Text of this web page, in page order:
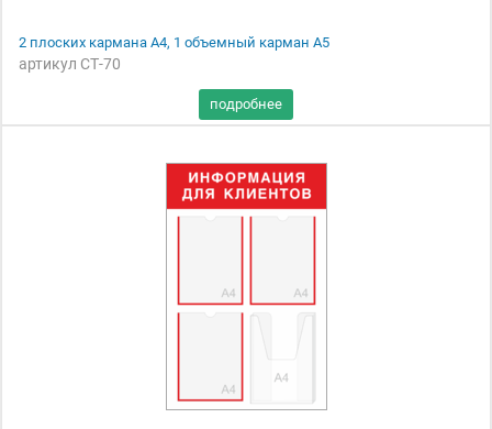
2 плоских кармана А4, 1 объемный карман А5
артикул СТ-70